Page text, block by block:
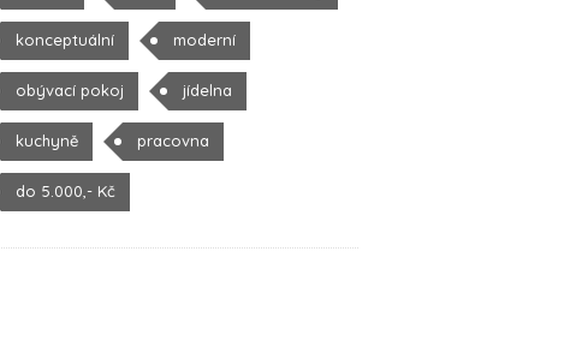
konceptuální moderní
obývací pokoj jídelna
kuchyně pracovna
do 5.000,- Kč